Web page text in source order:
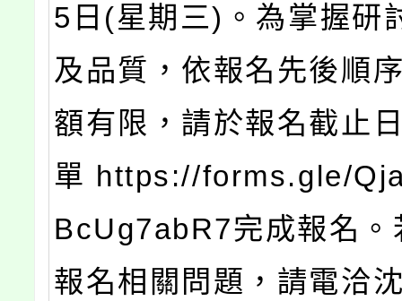
5日(星期三)。為掌握研
及品質，依報名先後順
額有限，請於報名截止
單 https://forms.gle/
BcUg7abR7完成報名。
報名相關問題，請電洽